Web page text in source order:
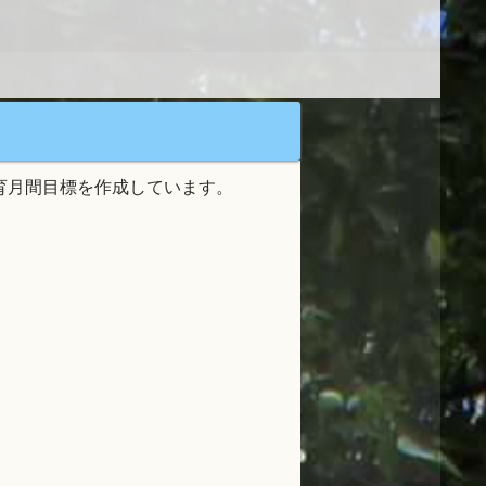
間目標を作成しています。